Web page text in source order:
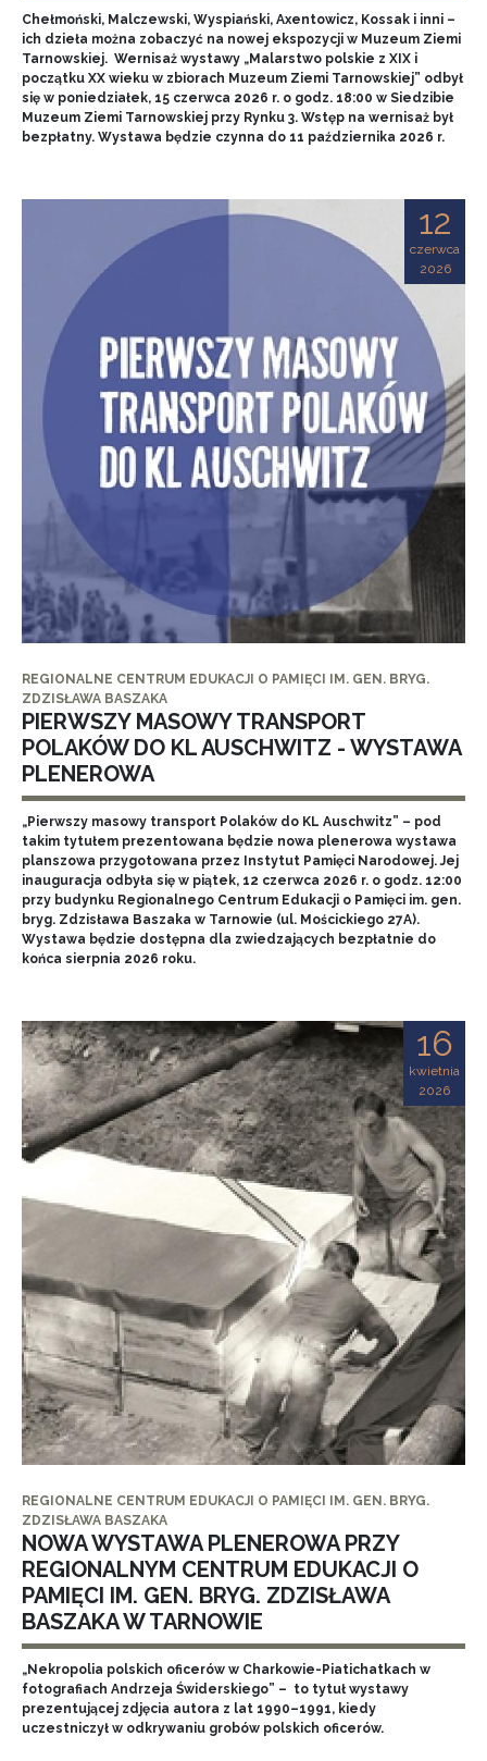
Chełmoński, Malczewski, Wyspiański, Axentowicz, Kossak i inni –
ich dzieła można zobaczyć na nowej ekspozycji w Muzeum Ziemi
Tarnowskiej. Wernisaż wystawy „Malarstwo polskie z XIX i
początku XX wieku w zbiorach Muzeum Ziemi Tarnowskiej” odbył
się w poniedziałek, 15 czerwca 2026 r. o godz. 18:00 w Siedzibie
Muzeum Ziemi Tarnowskiej przy Rynku 3. Wstęp na wernisaż był
bezpłatny. Wystawa będzie czynna do 11 października 2026 r.
12
czerwca
2026
REGIONALNE CENTRUM EDUKACJI O PAMIĘCI IM. GEN. BRYG.
ZDZISŁAWA BASZAKA
PIERWSZY MASOWY TRANSPORT
POLAKÓW DO KL AUSCHWITZ - WYSTAWA
PLENEROWA
„Pierwszy masowy transport Polaków do KL Auschwitz” – pod
takim tytułem prezentowana będzie nowa plenerowa wystawa
planszowa przygotowana przez Instytut Pamięci Narodowej. Jej
inauguracja odbyła się w piątek, 12 czerwca 2026 r. o godz. 12:00
przy budynku Regionalnego Centrum Edukacji o Pamięci im. gen.
bryg. Zdzisława Baszaka w Tarnowie (ul. Mościckiego 27A).
Wystawa będzie dostępna dla zwiedzających bezpłatnie do
końca sierpnia 2026 roku.
16
kwietnia
2026
REGIONALNE CENTRUM EDUKACJI O PAMIĘCI IM. GEN. BRYG.
ZDZISŁAWA BASZAKA
NOWA WYSTAWA PLENEROWA PRZY
REGIONALNYM CENTRUM EDUKACJI O
PAMIĘCI IM. GEN. BRYG. ZDZISŁAWA
BASZAKA W TARNOWIE
„Nekropolia polskich oficerów w Charkowie-Piatichatkach w
fotografiach Andrzeja Świderskiego” – to tytuł wystawy
prezentującej zdjęcia autora z lat 1990–1991, kiedy
uczestniczył w odkrywaniu grobów polskich oficerów.